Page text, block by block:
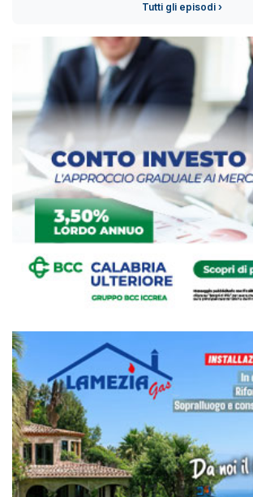
Tutti gli episodi ›